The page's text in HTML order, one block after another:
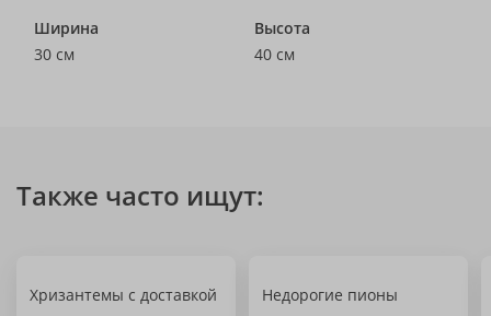
Ширина
30 см
Высота
40 см
Также часто ищут:
Хризантемы с доставкой Недорогие пионы